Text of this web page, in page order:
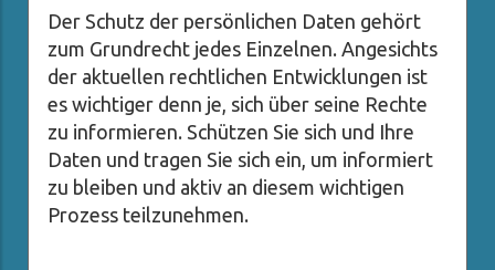
Der Schutz der persönlichen Daten gehört
zum Grundrecht jedes Einzelnen. Angesichts
der aktuellen rechtlichen Entwicklungen ist
es wichtiger denn je, sich über seine Rechte
zu informieren. Schützen Sie sich und Ihre
Daten und tragen Sie sich ein, um informiert
zu bleiben und aktiv an diesem wichtigen
Prozess teilzunehmen.